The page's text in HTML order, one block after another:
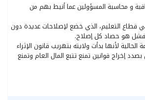
و محاسبة المسؤولين عما أنيط بهم من
قطاع التعليم، الذي خضع لإصلاحات عديدة دون
هو حصاد كل إصلاح.
لأنها بدأت ولايته بتهريب قانون الإثراء
إخراج قوانين تمنع تتبع المال العام وتمنع